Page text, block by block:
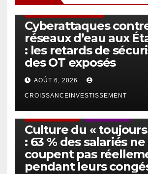
Cyberattaques
réseaux d’eau aux
: les retards de
des OT exposés
AOÛT 6, 2026
CROISSANCEINVESTISSEMENT
Culture du «
: 63 % des salariés ne
coupent pas
pendant leurs